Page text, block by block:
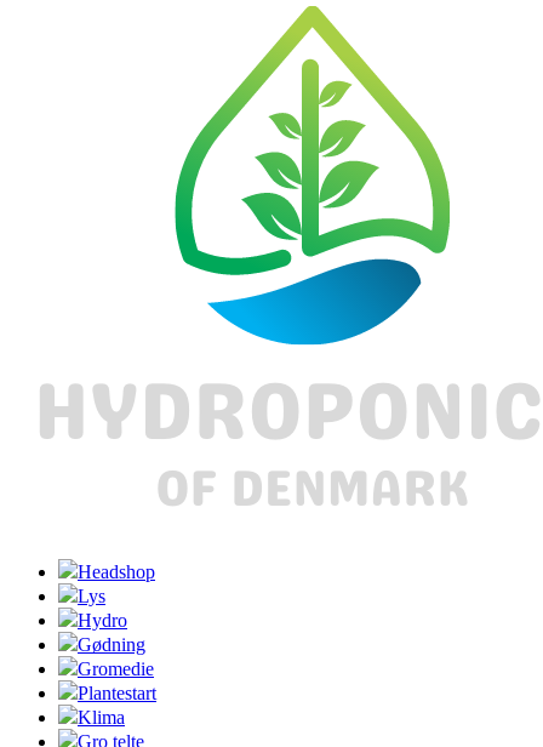
Headshop
Lys
Hydro
Gødning
Gromedie
Plantestart
Klima
Gro telte